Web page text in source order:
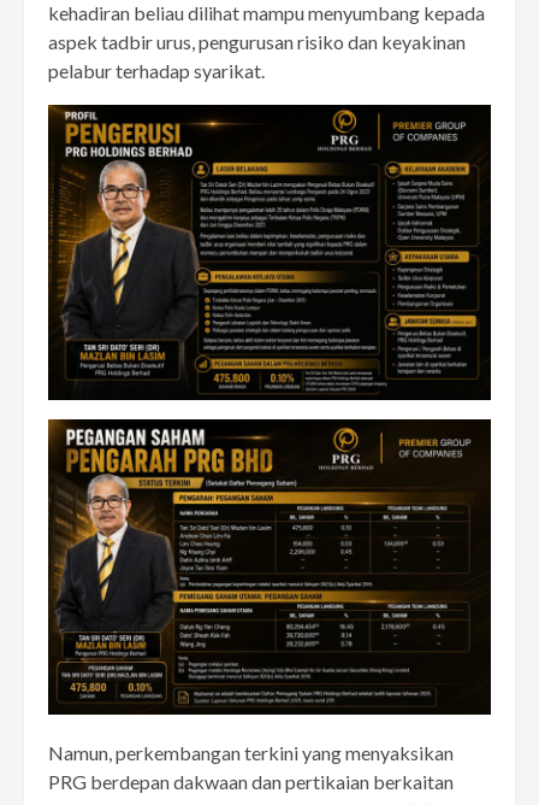
kehadiran beliau dilihat mampu menyumbang kepada
aspek tadbir urus, pengurusan risiko dan keyakinan
pelabur terhadap syarikat.
Namun, perkembangan terkini yang menyaksikan
PRG berdepan dakwaan dan pertikaian berkaitan